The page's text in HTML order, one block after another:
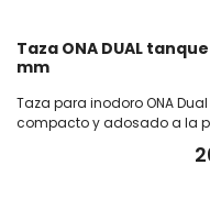
Taza ONA DUAL
mm
Taza para inodoro ONA
compacto y adosado a la
sacrificar funcionalidad.
tecnología rimless (600)